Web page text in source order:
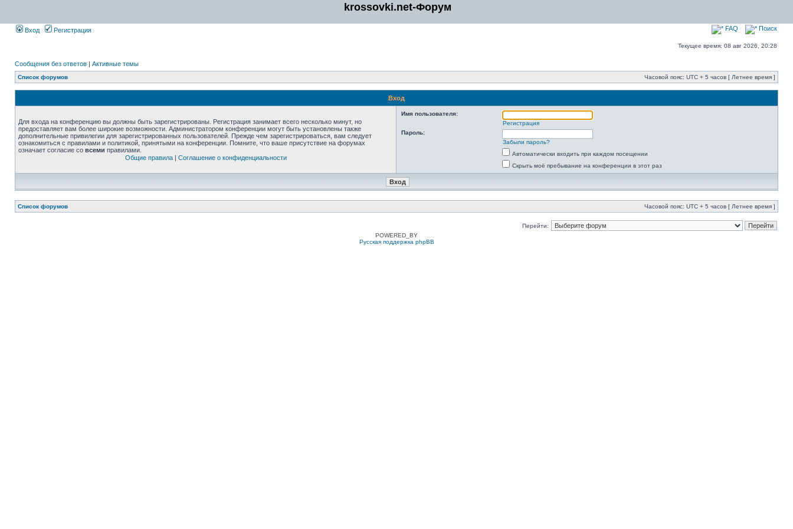
krossovki.net-Форум
Вход Регистрация FAQ Поиск
Текущее время: 08 авг 2026, 20:28
Сообщения без ответов | Активные темы
Список форумов Часовой пояс: UTC + 5 часов [ Летнее время ]
Вход
Для входа на конференцию вы должны быть зарегистрированы. Регистрация занимает всего несколько минут, но
предоставляет вам более широкие возможности. Администратором конференции могут быть установлены также
дополнительные привилегии для зарегистрированных пользователей. Прежде чем зарегистрироваться, вам следует
ознакомиться с правилами и политикой, принятыми на конференции. Помните, что ваше присутствие на форумах
означает согласие со всеми правилами.
Общие правила| Соглашение о конфиденциальности
Имя пользователя:
Регистрация
Пароль:
Забыли пароль?
Автоматически входить при каждом посещении
Скрыть моё пребывание на конференции в этот раз
Список форумов Часовой пояс: UTC + 5 часов [ Летнее время ]
Перейти:
POWERED_BY
Русская поддержка phpBB